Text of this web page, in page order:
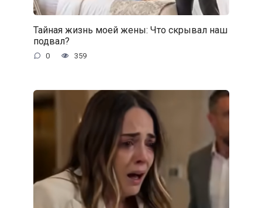
Тайная жизнь моей жены: Что скрывал наш
подвал?
0 359